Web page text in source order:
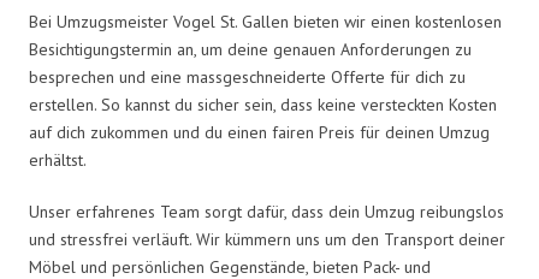
Bei Umzugsmeister Vogel St. Gallen bieten wir einen kostenlosen
Besichtigungstermin an, um deine genauen Anforderungen zu
besprechen und eine massgeschneiderte Offerte für dich zu
erstellen. So kannst du sicher sein, dass keine versteckten Kosten
auf dich zukommen und du einen fairen Preis für deinen Umzug
erhältst.
Unser erfahrenes Team sorgt dafür, dass dein Umzug reibungslos
und stressfrei verläuft. Wir kümmern uns um den Transport deiner
Möbel und persönlichen Gegenstände, bieten Pack- und